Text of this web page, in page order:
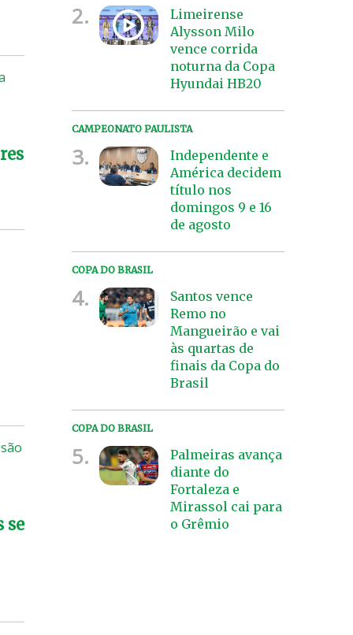
se
2.
Limeirense
Alysson Milo
vence corrida
noturna da Copa
Hyundai HB20
CAMPEONATO PAULISTA
3.
Independente e
América decidem
título nos
domingos 9 e 16
de agosto
COPA DO BRASIL
4.
Santos vence
Remo no
Mangueirão e vai
às quartas de
finais da Copa do
Brasil
COPA DO BRASIL
5.
Palmeiras avança
diante do
Fortaleza e
Mirassol cai para
o Grêmio